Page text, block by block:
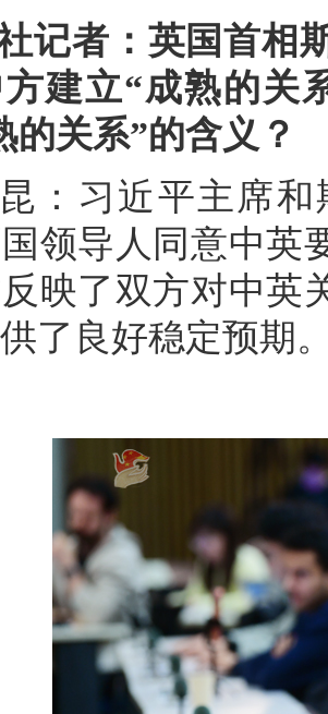
记者：英国首相
建立“成熟的关
的关系”的含义？
：习近平主席
领导人同意中英
映了双方对中英
了良好稳定预期